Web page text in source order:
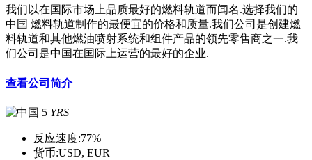
我们以在国际市场上品质最好的燃料轨道而闻名.选择我们的
中国 燃料轨道制作的最便宜的价格和质量.我们公司是创建燃
料轨道和其他燃油喷射系统和组件产品的领先零售商之一.我
们公司是中国在国际上运营的最好的企业.
查看公司简介
5 YRS
反应速度:77%
货币:USD, EUR